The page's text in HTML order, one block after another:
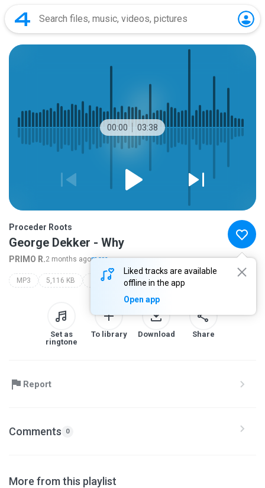
00:00 03:38
Liked tracks are available
offline in the app
Open app
Proceder Roots
George Dekker - Why
PRIMO R.2 months agomore...
MP3 5,116 KB proceder roots
Set as
ringtone
To library Download Share
Report
Comments 0
More from this playlist